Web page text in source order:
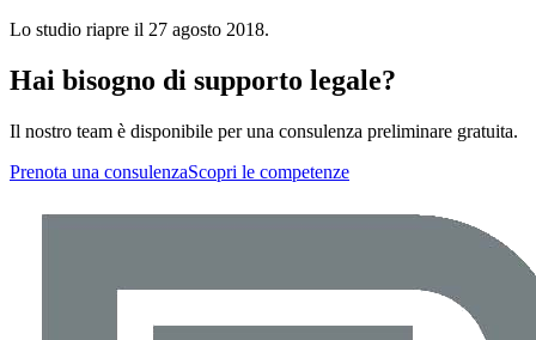
Lo studio riapre il 27 agosto 2018.
Hai bisogno di supporto legale?
Il nostro team è disponibile per una consulenza preliminare gratuita.
Prenota una consulenzaScopri le competenze